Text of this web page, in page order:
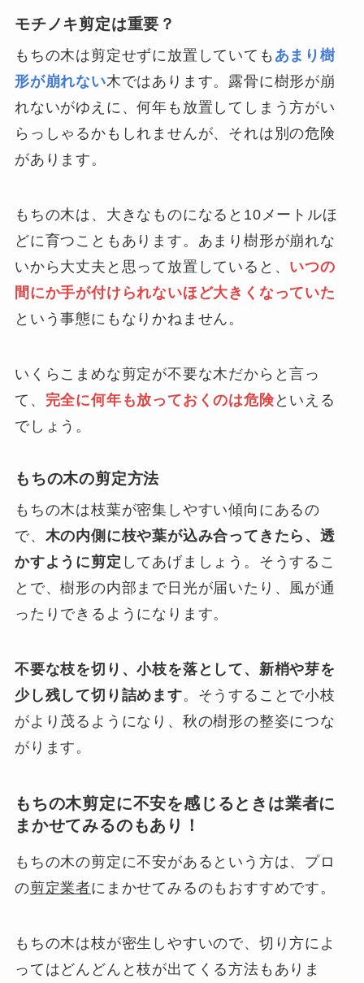
モチノキ剪定は重要？
もちの木は剪定せずに放置していても あまり樹
形が崩れない木ではあります。露骨に樹形が崩
れないがゆえに、何年も放置してしまう方がい
らっしゃるかもしれませんが、それは別の危険
があります。
もちの木は、大きなものになると10メートルほ
どに育つこともあります。あまり樹形が崩れな
いから大丈夫と思って放置していると、 いつの
間にか手が付けられないほど大きくなっていた
という事態にもなりかねません。
いくらこまめな剪定が不要な木だからと言っ
て、 完全に何年も放っておくのは危険といえる
でしょう。
もちの木の剪定方法
もちの木は枝葉が密集しやすい傾向にあるの
で、 木の内側に枝や葉が込み合ってきたら、透
かすように剪定 してあげましょう。そうするこ
とで、樹形の内部まで日光が届いたり、風が通
ったりできるようになります。
不要な枝を切り、小枝を落として、新梢や芽を
少し残して切り詰めます。そうすることで小枝
がより茂るようになり、秋の樹形の整姿につな
がります。
もちの木剪定に不安を感じるときは業者に
まかせてみるのもあり！
もちの木の剪定に不安があるという方は、プロ
の剪定業者にまかせてみるのもおすすめです。
もちの木は枝が密生しやすいので、切り方によ
ってはどんどんと枝が出てくる方法もありま